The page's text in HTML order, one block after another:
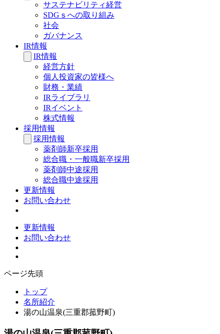
サステナビリティ経営
SDGｓへの取り組み
社会
ガバナンス
IR情報
IR情報
経営方針
個人投資家の皆様へ
財務・業績
IRライブラリ
IRイベント
株式情報
採用情報
採用情報
薬剤師新卒採用
総合職・一般職新卒採用
薬剤師中途採用
総合職中途採用
更新情報
お問い合わせ
更新情報
お問い合わせ
ページ先頭
トップ
名所紹介
湯の山温泉(三重郡菰野町)